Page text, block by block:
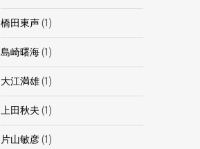
橋田東声(1)
島崎曙海(1)
大江満雄(1)
上田秋夫 (1)
片山敏彦(1)